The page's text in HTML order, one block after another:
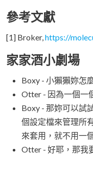
參考文獻
[1] Broker,https://
家家酒小劇場
Boxy - 小獺獺妳怎
Otter - 因為一個一
Boxy - 那妳可以試
個設定檔來管理所
來套用，就不用一
Otter - 好耶，那我